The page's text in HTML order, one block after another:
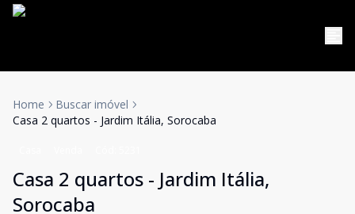
Home
Buscar imóvel
Casa 2 quartos - Jardim Itália, Sorocaba
Casa 2 quartos - Jardim Itália,
Sorocaba